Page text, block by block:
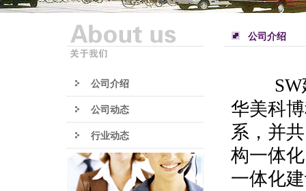
公司介绍
公司动态
行业动态
公司介绍
华美科
系，并
构一体
一体化